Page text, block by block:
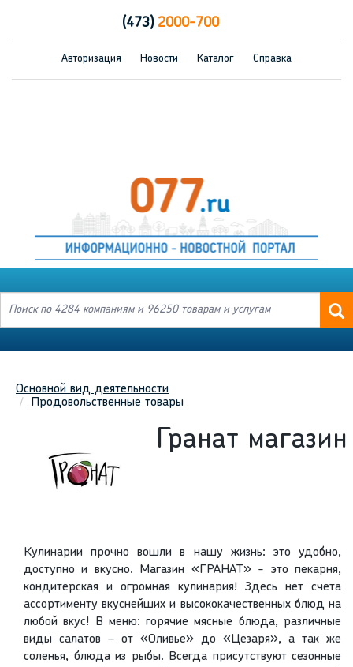
(473)2000-700
Авторизация Новости Каталог Справка
Основной вид деятельности
Продовольственные товары
Гранат магазин
Кулинарии прочно вошли в нашу жизнь: это удобно,
доступно и вкусно. Магазин «ГРАНАТ» - это пекарня,
кондитерская и огромная кулинария! Здесь нет счета
ассортименту вкуснейших и высококачественных блюд на
любой вкус! В меню: горячие мясные блюда, различные
виды салатов – от «Оливье» до «Цезаря», а так же
соленья, блюда из рыбы. Всегда присутствуют сезонные